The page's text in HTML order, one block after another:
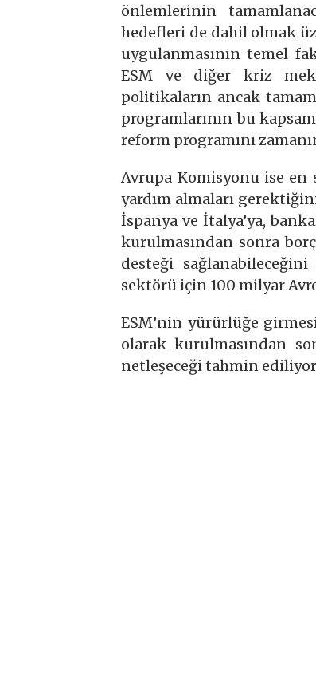
önlemlerinin
hedefleri de dahil olmak
uygulanmasının temel
ESM ve diğer kriz
politikaların ancak
programlarının bu
reform programını
Avrupa Komisyonu ise
yardım almaları
İspanya ve İtalya’ya,
kurulmasından sonra
desteği sağlanabileceğini
sektörü için 100 milyar
ESM’nin yürürlüğe
olarak kurulmasından
netleşeceği tahmin